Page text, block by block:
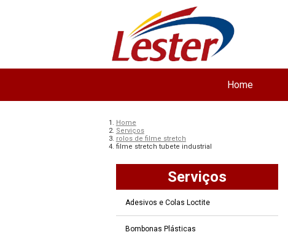
Home
Home
Serviços
rolos de filme stretch
filme stretch tubete industrial
Serviços
Adesivos e Colas Loctite
Bombonas Plásticas